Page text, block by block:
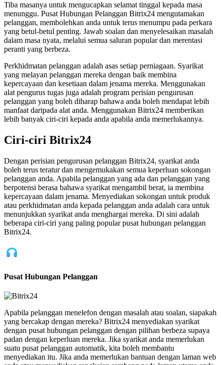
Tiba masanya untuk mengucapkan selamat tinggal kepada masa
menunggu. Pusat Hubungan Pelanggan Bitrix24 mengutamakan
pelanggan, membolehkan anda untuk terus menumpu pada perkara
yang betul-betul penting. Jawab soalan dan menyelesaikan masalah
dalam masa nyata, melalui semua saluran popular dan merentasi
peranti yang berbeza.
Perkhidmatan pelanggan adalah asas setiap perniagaan. Syarikat
yang melayan pelanggan mereka dengan baik membina
kepercayaan dan kesetiaan dalam jenama mereka. Menggunakan
alat pengurus tugas juga adalah program perisian pengurusan
pelanggan yang boleh diharap bahawa anda boleh mendapat lebih
manfaat daripada alat anda. Menggunakan Bitrix24 memberikan
lebih banyak ciri-ciri kepada anda apabila anda memerlukannya.
Ciri-ciri Bitrix24
Dengan perisian pengurusan pelanggan Bitrix24, syarikat anda
boleh terus teratur dan mengemukakan semua keperluan sokongan
pelanggan anda. Apabila pelanggan yang ada dan pelanggan yang
berpotensi berasa bahawa syarikat mengambil berat, ia membina
kepercayaan dalam jenama. Menyediakan sokongan untuk produk
atau perkhidmatan anda kepada pelanggan anda adalah cara untuk
menunjukkan syarikat anda menghargai mereka. Di sini adalah
beberapa ciri-ciri yang paling popular pusat hubungan pelanggan
Bitrix24.
Pusat Hubungan Pelanggan
Apabila pelanggan menelefon dengan masalah atau soalan, siapakah
yang bercakap dengan mereka? Bitrix24 menyediakan syarikat
dengan pusat hubungan pelanggan dengan pilihan berbeza supaya
padan dengan keperluan mereka. Jika syarikat anda memerlukan
suatu pusat pelanggan automatik, kita boleh membantu
menyediakan itu. Jika anda memerlukan bantuan dengan laman web